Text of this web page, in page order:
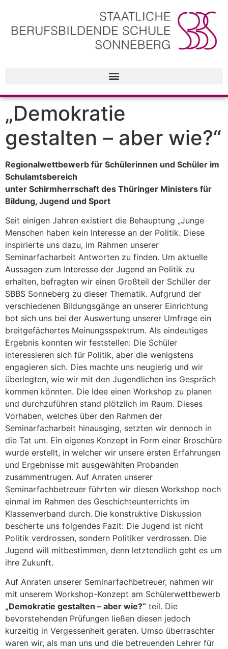
„Demokratie
gestalten – aber wie?“
Regionalwettbewerb für Schülerinnen und Schüler im
Schulamtsbereich
unter Schirmherrschaft des Thüringer Ministers für
Bildung, Jugend und Sport
Seit einigen Jahren existiert die Behauptung „Junge
Menschen haben kein Interesse an der Politik. Diese
inspirierte uns dazu, im Rahmen unserer
Seminarfacharbeit Antworten zu finden. Um aktuelle
Aussagen zum Interesse der Jugend an Politik zu
erhalten, befragten wir einen Großteil der Schüler der
SBBS Sonneberg zu dieser Thematik. Aufgrund der
verschiedenen Bildungsgänge an unserer Einrichtung
bot sich uns bei der Auswertung unserer Umfrage ein
breitgefächertes Meinungsspektrum. Als eindeutiges
Ergebnis konnten wir feststellen: Die Schüler
interessieren sich für Politik, aber die wenigstens
engagieren sich. Dies machte uns neugierig und wir
überlegten, wie wir mit den Jugendlichen ins Gespräch
kommen könnten. Die Idee einen Workshop zu planen
und durchzuführen stand plötzlich im Raum. Dieses
Vorhaben, welches über den Rahmen der
Seminarfacharbeit hinausging, setzten wir dennoch in
die Tat um. Ein eigenes Konzept in Form einer Broschüre
wurde erstellt, in welcher wir unsere ersten Erfahrungen
und Ergebnisse mit ausgewählten Probanden
zusammentrugen. Auf Anraten unserer
Seminarfachbetreuer führten wir diesen Workshop noch
einmal im Rahmen des Geschichteunterrichts im
Klassenverband durch. Die konstruktive Diskussion
bescherte uns folgendes Fazit: Die Jugend ist nicht
Politik verdrossen, sondern Politiker verdrossen. Die
Jugend will mitbestimmen, denn letztendlich geht es um
ihre Zukunft.
Auf Anraten unserer Seminarfachbetreuer, nahmen wir
mit unserem Workshop-Konzept am Schülerwettbewerb
„Demokratie gestalten – aber wie?“ teil. Die
bevorstehenden Prüfungen ließen diesen jedoch
kurzeitig in Vergessenheit geraten. Umso überraschter
waren wir, als man uns und die betreuenden Lehrer für